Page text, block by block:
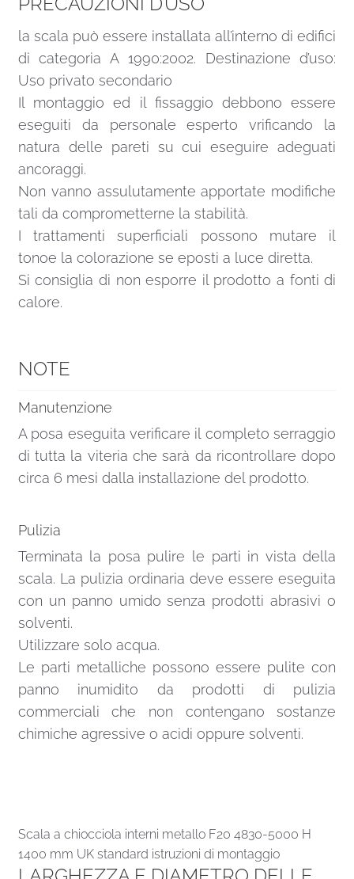
la scala può essere installata all’interno di edifici
di categoria A 1990:2002. Destinazione d’uso:
Uso privato secondario
Il montaggio ed il fissaggio debbono essere
eseguiti da personale esperto vrificando la
natura delle pareti su cui eseguire adeguati
ancoraggi.
Non vanno assulutamente apportate modifiche
tali da comprometterne la stabilità.
I trattamenti superficiali possono mutare il
tonoe la colorazione se eposti a luce diretta.
Si consiglia di non esporre il prodotto a fonti di
calore.
NOTE
Manutenzione
A posa eseguita verificare il completo serraggio
di tutta la viteria che sarà da ricontrollare dopo
circa 6 mesi dalla installazione del prodotto.
Pulizia
Terminata la posa pulire le parti in vista della
scala. La pulizia ordinaria deve essere eseguita
con un panno umido senza prodotti abrasivi o
solventi.
Utilizzare solo acqua.
Le parti metalliche possono essere pulite con
panno inumidito da prodotti di pulizia
commerciali che non contengano sostanze
chimiche agressive o acidi oppure solventi.
Scala a chiocciola interni metallo F20 4830-5000 H
1400 mm UK standard istruzioni di montaggio